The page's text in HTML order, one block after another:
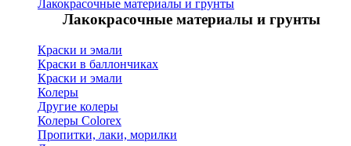
Лакокрасочные материалы и грунты
Лакокрасочные материалы и грунты
Краски и эмали
Краски в баллончиках
Краски и эмали
Колеры
Другие колеры
Колеры Colorex
Пропитки, лаки, морилки